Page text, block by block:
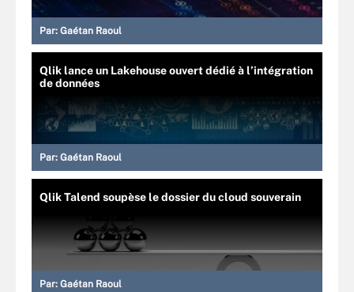
Par: Gaétan Raoul
Qlik lance un Lakehouse ouvert dédié à l’intégration
de données
Par: Gaétan Raoul
Qlik Talend soupèse le dossier du cloud souverain
Par: Gaétan Raoul